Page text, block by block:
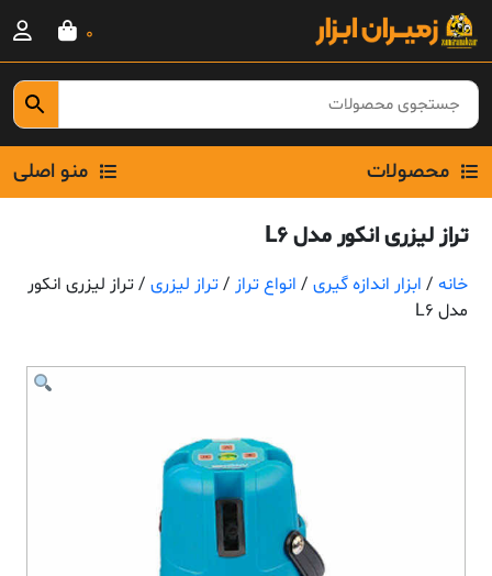
Skip
content
0
محصولات منو اصلی
تراز لیزری انکور مدل L6
خانه / ابزار اندازه گیری / انواع تراز /تراز لیزری / تراز لیزری انکور
مدل L6